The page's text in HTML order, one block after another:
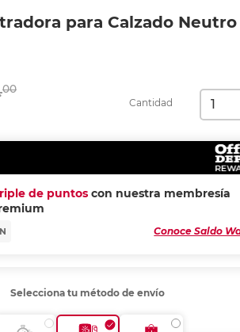
para Calzado
Cantidad
00
de puntos con nuestra membresía
Conoce Saldo
Selecciona tu método de envío